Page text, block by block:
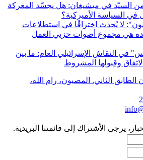
السيّد في ميشيغان: هل يجسّد المعركة
في السياسة الأميركية؟
لا يُحدث اختراقًا في استطلاعات
هي مجموع أصوات حزبي العمل
في النقاش الإسرائيلي العام: ما بين
وقبولها المشروط
الثاني. المصيون، رام الله،
يرجى الأشتراك إلى قائمتنا البريدية.